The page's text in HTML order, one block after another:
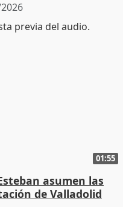
01:55
asumen las
de Valladolid